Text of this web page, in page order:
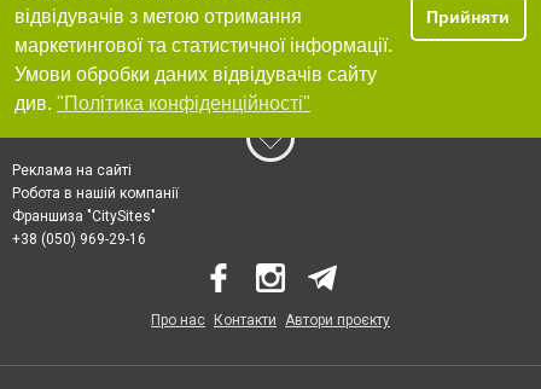
відвідувачів з метою отримання
маркетингової та статистичної інформації.
Умови обробки даних відвідувачів сайту
див. "Політика конфіденційності"
Прийняти
Реклама на сайті
Робота в нашій компанії
Франшиза "CitySites"
+38 (050) 969-29-16
Про нас Контакти Автори проєкту